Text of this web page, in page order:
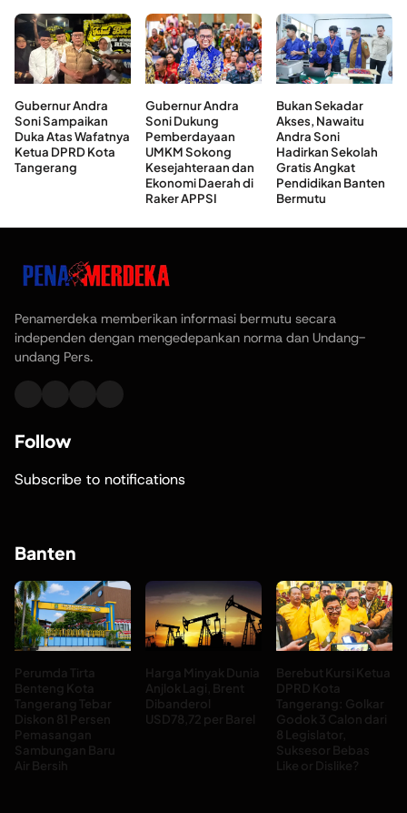
Gubernur Andra
Soni Sampaikan
Duka Atas Wafatnya
Ketua DPRD Kota
Tangerang
Gubernur Andra
Soni Dukung
Pemberdayaan
UMKM Sokong
Kesejahteraan dan
Ekonomi Daerah di
Raker APPSI
Bukan Sekadar
Akses, Nawaitu
Andra Soni
Hadirkan Sekolah
Gratis Angkat
Pendidikan Banten
Bermutu
Penamerdeka memberikan informasi bermutu secara
independen dengan mengedepankan norma dan Undang-
undang Pers.
Follow
Subscribe to notifications
Banten
Perumda Tirta
Benteng Kota
Tangerang Tebar
Diskon 81 Persen
Pemasangan
Sambungan Baru
Air Bersih
Harga Minyak Dunia
Anjlok Lagi, Brent
Dibanderol
USD78,72 per Barel
Berebut Kursi Ketua
DPRD Kota
Tangerang: Golkar
Godok 3 Calon dari
8 Legislator,
Suksesor Bebas
Like or Dislike?